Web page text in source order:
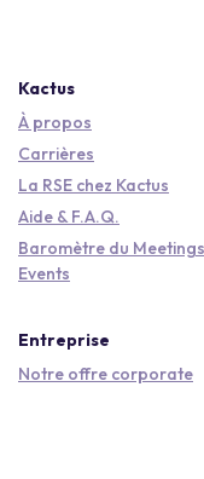
Kactus
À propos
Carrières
La RSE chez Kactus
Aide & F.A.Q.
Baromètre du
Events
Entreprise
Notre offre corporate